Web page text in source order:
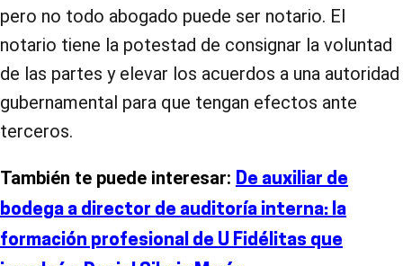
pero no todo abogado puede ser notario. El
notario tiene la potestad de consignar la voluntad
de las partes y elevar los acuerdos a una autoridad
gubernamental para que tengan efectos ante
terceros.
También te puede interesar: De auxiliar de
bodega a director de auditoría interna: la
formación profesional de U Fidélitas que